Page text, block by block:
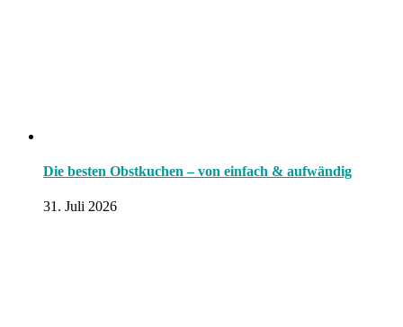
Die besten Obstkuchen – von einfach & aufwändig
31. Juli 2026